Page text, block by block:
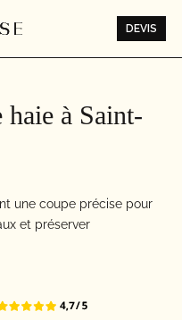
DEVIS
à Saint-
une coupe précise pour
et préserver